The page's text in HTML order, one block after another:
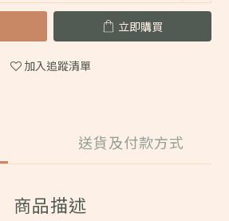
立即購買
加入追蹤清單
送貨及付款方式
商品描述